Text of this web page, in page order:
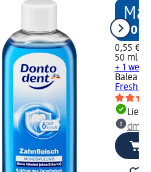
0,55 €
50 ml
+ 1
Balea
Fresh
dm